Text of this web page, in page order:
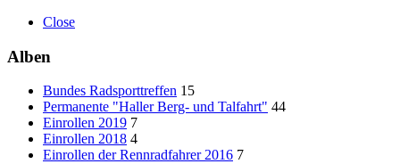
Close
Alben
Bundes Radsporttreffen 15
Permanente "Haller Berg- und Talfahrt" 44
Einrollen 2019 7
Einrollen 2018 4
Einrollen der Rennradfahrer 2016 7